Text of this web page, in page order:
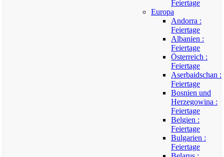
Feiertage
Europa
Andorra :
Feiertage
Albanien :
Feiertage
Österreich :
Feiertage
Aserbaidschan :
Feiertage
Bosnien und
Herzegowina :
Feiertage
Belgien :
Feiertage
Bulgarien :
Feiertage